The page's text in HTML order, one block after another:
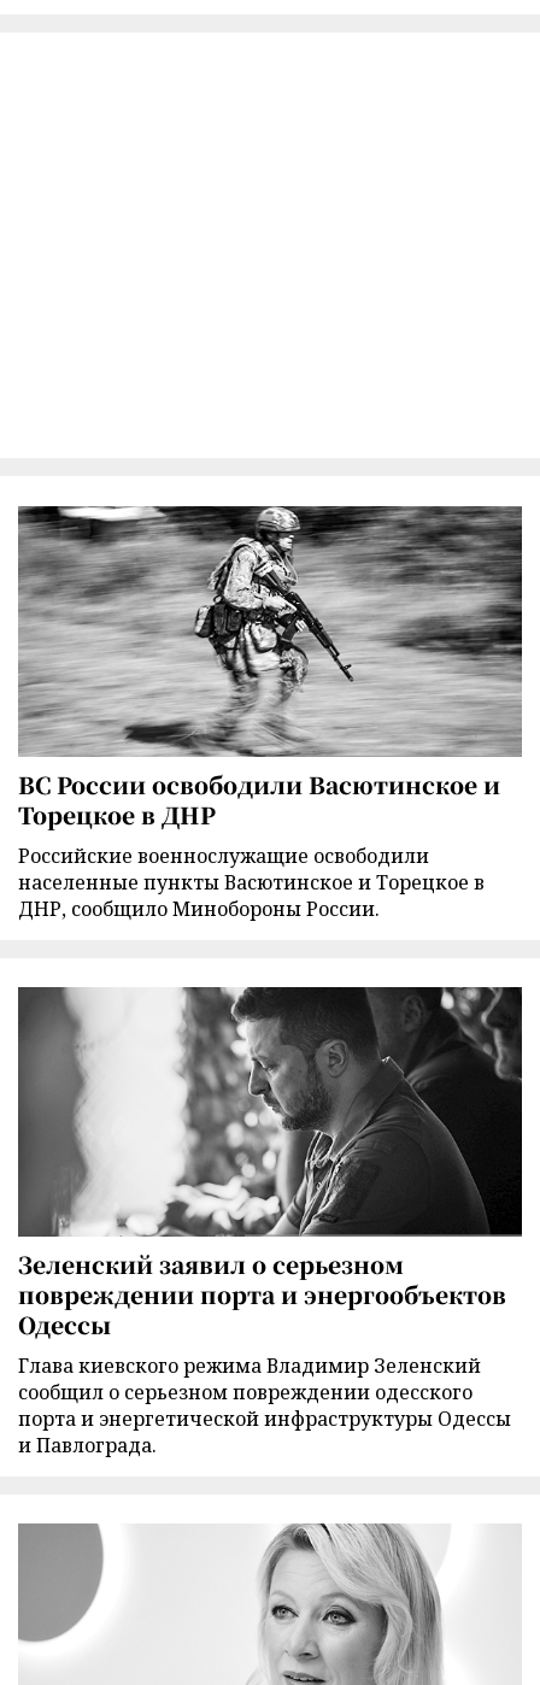
ВС России освободили Васютинское и
Торецкое в ДНР
Российские военнослужащие освободили
населенные пункты Васютинское и Торецкое в
ДНР, сообщило Минобороны России.
Зеленский заявил о серьезном
повреждении порта и энергообъектов
Одессы
Глава киевского режима Владимир Зеленский
сообщил о серьезном повреждении одесского
порта и энергетической инфраструктуры Одессы
и Павлограда.